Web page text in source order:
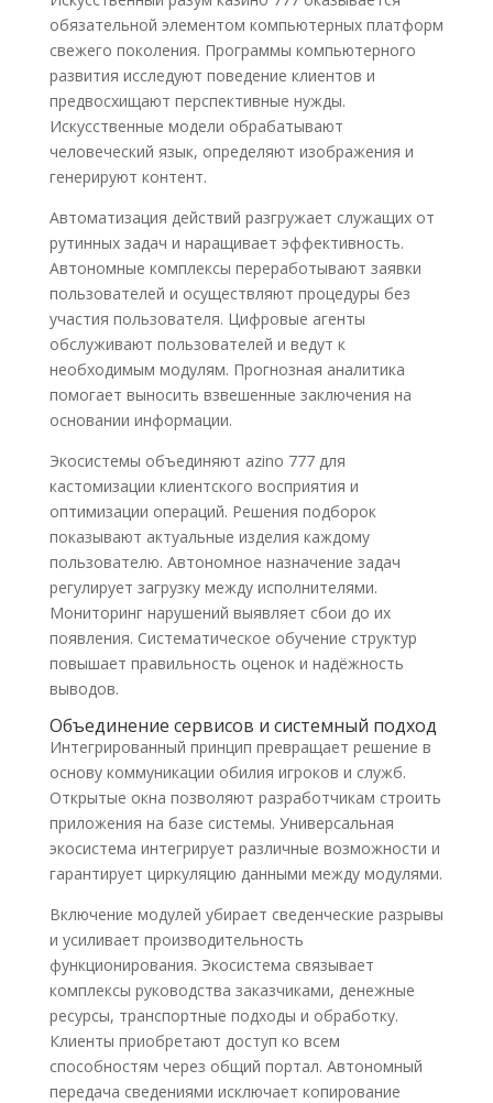
обязательной элементом компьютерных платформ
свежего поколения. Программы компьютерного
развития исследуют поведение клиентов и
предвосхищают перспективные нужды.
Искусственные модели обрабатывают
человеческий язык, определяют изображения и
генерируют контент.
Автоматизация действий разгружает служащих от
рутинных задач и наращивает эффективность.
Автономные комплексы переработывают заявки
пользователей и осуществляют процедуры без
участия пользователя. Цифровые агенты
обслуживают пользователей и ведут к
необходимым модулям. Прогнозная аналитика
помогает выносить взвешенные заключения на
основании информации.
Экосистемы объединяют azino 777 для
кастомизации клиентского восприятия и
оптимизации операций. Решения подборок
показывают актуальные изделия каждому
пользователю. Автономное назначение задач
регулирует загрузку между исполнителями.
Мониторинг нарушений выявляет сбои до их
появления. Систематическое обучение структур
повышает правильность оценок и надёжность
выводов.
Объединение сервисов и системный подход
Интегрированный принцип превращает решение в
основу коммуникации обилия игроков и служб.
Открытые окна позволяют разработчикам строить
приложения на базе системы. Универсальная
экосистема интегрирует различные возможности и
гарантирует циркуляцию данными между модулями.
Включение модулей убирает сведенческие разрывы
и усиливает производительность
функционирования. Экосистема связывает
комплексы руководства заказчиками, денежные
ресурсы, транспортные подходы и обработку.
Клиенты приобретают доступ ко всем
способностям через общий портал. Автономный
передача сведениями исключает копирование